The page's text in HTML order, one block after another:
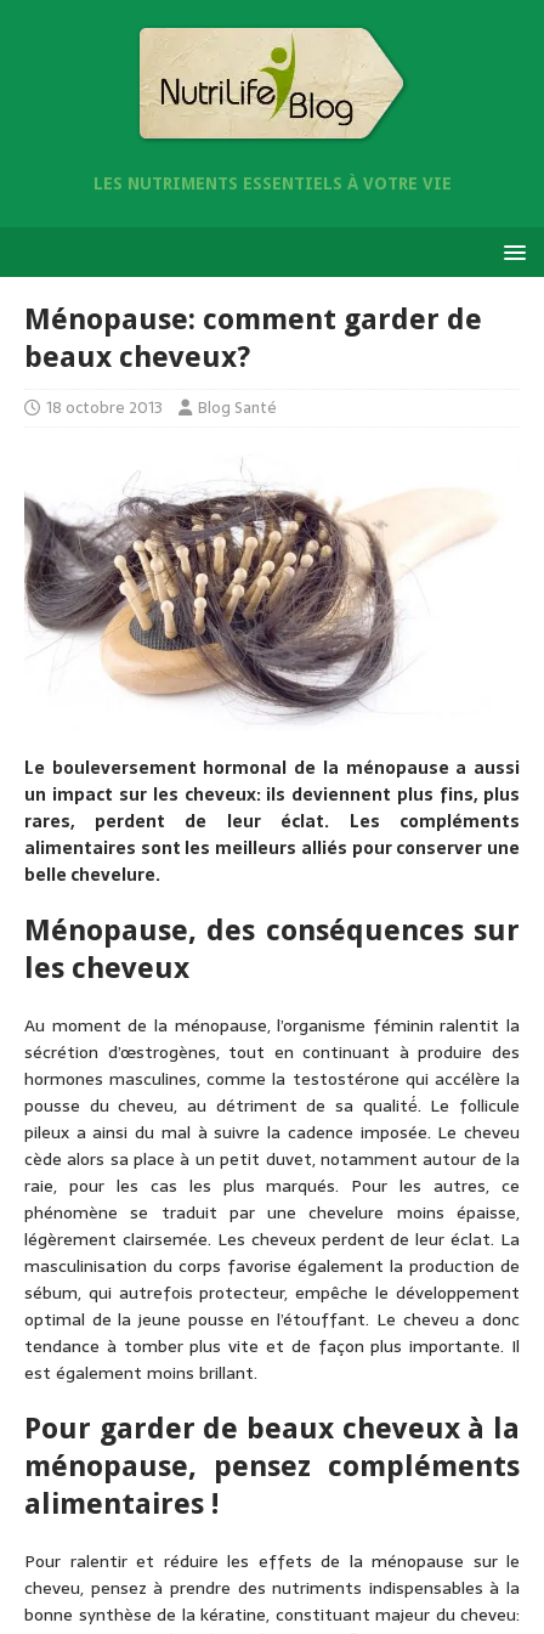
LES NUTRIMENTS ESSENTIELS À VOTRE VIE
Ménopause: comment garder de
beaux cheveux?
18 octobre 2013 Blog Santé
Le bouleversement hormonal de la ménopause a aussi
un impact sur les cheveux: ils deviennent plus fins, plus
rares, perdent de leur éclat. Les compléments
alimentaires sont les meilleurs alliés pour conserver une
belle chevelure.
Ménopause, des conséquences sur
les cheveux
Au moment de la ménopause, l’organisme féminin ralentit la
sécrétion d’œstrogènes, tout en continuant à produire des
hormones masculines, comme la testostérone qui accélère la
pousse du cheveu, au détriment de sa qualité́. Le follicule
pileux a ainsi du mal à suivre la cadence imposée. Le cheveu
cède alors sa place à un petit duvet, notamment autour de la
raie, pour les cas les plus marqués. Pour les autres, ce
phénomène se traduit par une chevelure moins épaisse,
légèrement clairsemée. Les cheveux perdent de leur éclat. La
masculinisation du corps favorise également la production de
sébum, qui autrefois protecteur, empêche le développement
optimal de la jeune pousse en l’étouffant. Le cheveu a donc
tendance à tomber plus vite et de façon plus importante. Il
est également moins brillant.
Pour garder de beaux cheveux à la
ménopause, pensez compléments
alimentaires !
Pour ralentir et réduire les effets de la ménopause sur le
cheveu, pensez à prendre des nutriments indispensables à la
bonne synthèse de la kératine, constituant majeur du cheveu: